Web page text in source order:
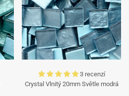
3 recenzí
Crystal Vlnitý 20mm Světle modrá